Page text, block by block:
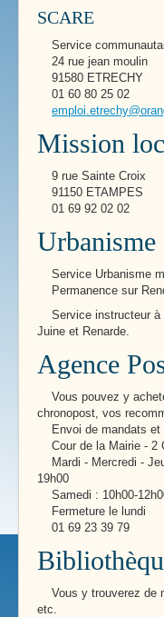
SCARE
Service
24 rue jean moulin
91580 ETRECHY
01 60 80 25 02
Mission
9 rue Sainte Croix
91150 ETAMPES
01 69 92 02 02
Urbanisme
Service Urbanisme
Permanence sur
Service instructeur à
Juine et Renarde.
Agence
Vous pouvez y
chronopost, vos
Envoi de mandats et
Cour de la Mairie - 2
Mardi - Mercredi -
19h00
Samedi : 10h00-
Fermeture le lundi
01 69 23 39 79
Vous y trouverez de
etc.